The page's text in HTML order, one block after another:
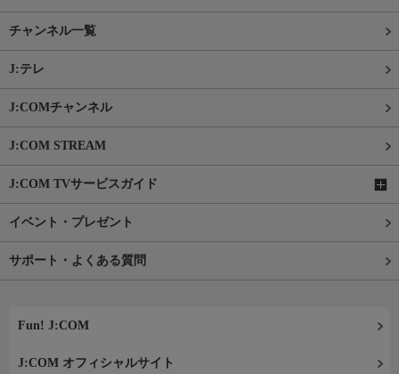
チャンネル一覧
J:テレ
J:COMチャンネル
J:COM STREAM
J:COM TVサービスガイド
イベント・プレゼント
サポート・よくある質問
Fun! J:COM
J:COM オフィシャルサイト